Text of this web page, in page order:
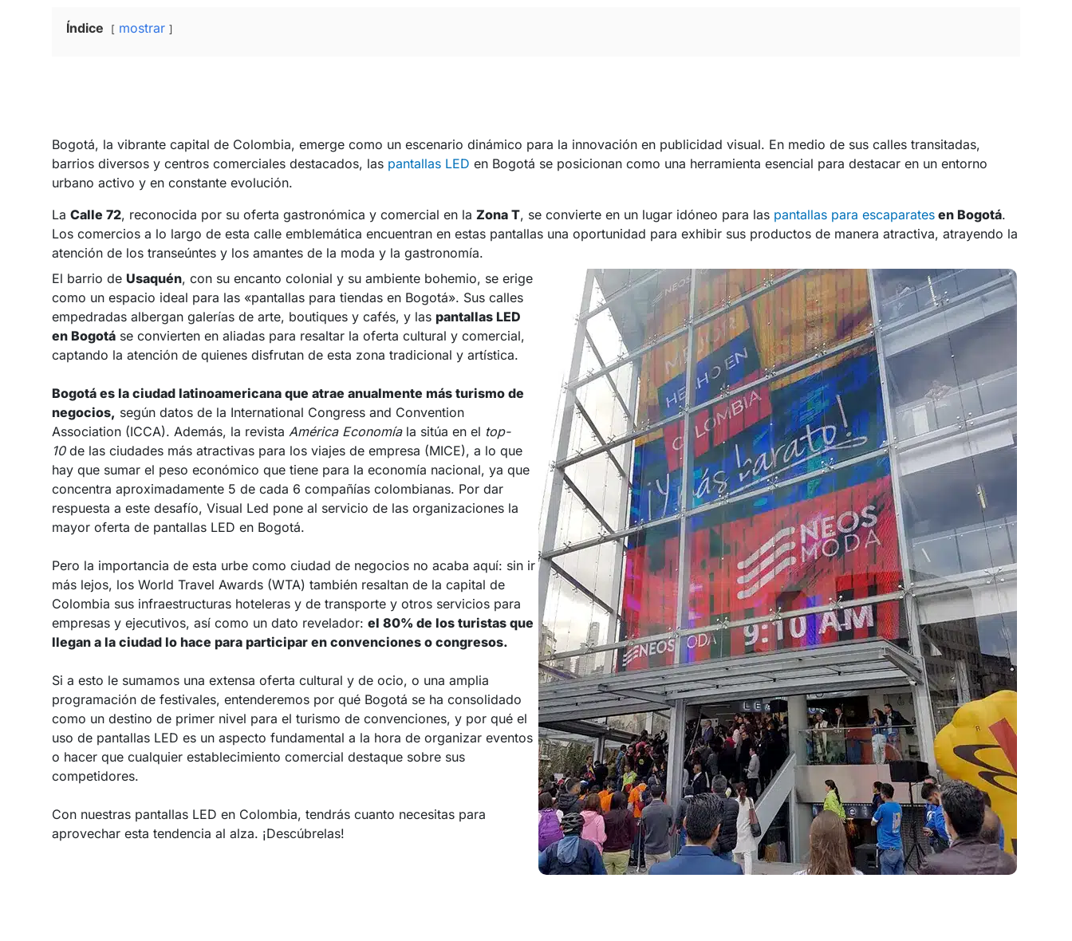
Índice mostrar
Bogotá, la vibrante capital de Colombia, emerge como un escenario dinámico para la innovación en publicidad visual. En medio de sus calles transitadas,
barrios diversos y centros comerciales destacados, las pantallas LED en Bogotá se posicionan como una herramienta esencial para destacar en un entorno
urbano activo y en constante evolución.
LaCalle 72, reconocida por su oferta gastronómica y comercial en laZona T, se convierte en un lugar idóneo para las pantallas para escaparates en Bogotá.
Los comercios a lo largo de esta calle emblemática encuentran en estas pantallas una oportunidad para exhibir sus productos de manera atractiva, atrayendo la
atención de los transeúntes y los amantes de la moda y la gastronomía.
El barrio de Usaquén, con su encanto colonial y su ambiente bohemio, se erige
como un espacio ideal para las «pantallas para tiendas en Bogotá». Sus calles
empedradas albergan galerías de arte, boutiques y cafés, y las pantallas LED
en Bogotá se convierten en aliadas para resaltar la oferta cultural y comercial,
captando la atención de quienes disfrutan de esta zona tradicional y artística.
Bogotá es la ciudad latinoamericana que atrae anualmente más turismo de
negocios, según datos de la International Congress and Convention
Association (ICCA). Además, la revistaAmérica Economíala sitúa en el top-
10de las ciudades más atractivas para los viajes de empresa (MICE), a lo que
hay que sumar el peso económico que tiene para la economía nacional, ya que
concentra aproximadamente 5 de cada 6 compañías colombianas. Por dar
respuesta a este desafío, Visual Led pone al servicio de las organizaciones la
mayor oferta de pantallas LED en Bogotá.
Pero la importancia de esta urbe como ciudad de negocios no acaba aquí: sin ir
más lejos, los World Travel Awards (WTA) también resaltan de la capital de
Colombia sus infraestructuras hoteleras y de transporte y otros servicios para
empresas y ejecutivos, así como un dato revelador:el 80% de los turistas que
llegan a la ciudad lo hace para participar en convenciones o congresos.
Si a esto le sumamos una extensa oferta cultural y de ocio, o una amplia
programación de festivales, entenderemos por qué Bogotá se ha consolidado
como un destino de primer nivel para el turismo de convenciones, y por qué el
uso de pantallas LED es un aspecto fundamental a la hora de organizar eventos
o hacer que cualquier establecimiento comercial destaque sobre sus
competidores.
Con nuestras pantallas LED en Colombia, tendrás cuanto necesitas para
aprovechar esta tendencia al alza. ¡Descúbrelas!